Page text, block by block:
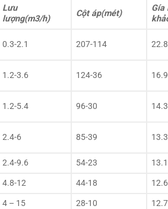
Lưu
lượng(m3/h)
Cột áp(mét)
Gía
0.3-2.1 207-114
1.2-3.6 124-36
1.2-5.4 96-30
2.4-6 85-39
2.4-9.6 54-23
4.8-12 44-18
4 – 15 28-10